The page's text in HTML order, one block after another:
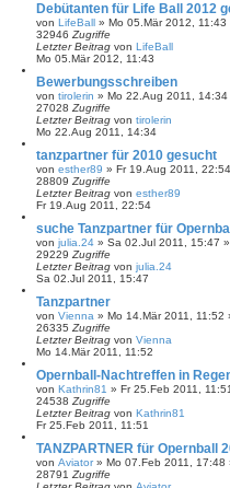
Debütanten für Life Ball 2012
von LifeBall » Mo 05.Mär 2012, 11:43
32946 Zugriffe
Letzter Beitrag von LifeBall
Mo 05.Mär 2012, 11:43
Bewerbungsschreiben
von tirolerin » Mo 22.Aug 2011, 14:34
27028 Zugriffe
Letzter Beitrag von tirolerin
Mo 22.Aug 2011, 14:34
tanzpartner für 2010 gesucht
von esther89 » Fr 19.Aug 2011, 22:54
28809 Zugriffe
Letzter Beitrag von esther89
Fr 19.Aug 2011, 22:54
suche Tanzpartner für
von julia.24 » Sa 02.Jul 2011, 15:47
29229 Zugriffe
Letzter Beitrag von julia.24
Sa 02.Jul 2011, 15:47
Tanzpartner
von Vienna » Mo 14.Mär 2011, 11:52
26335 Zugriffe
Letzter Beitrag von Vienna
Mo 14.Mär 2011, 11:52
Opernball-Nachtreffen in
von Kathrin81 » Fr 25.Feb 2011, 11:51
24538 Zugriffe
Letzter Beitrag von Kathrin81
Fr 25.Feb 2011, 11:51
TANZPARTNER für Opernball
von Aviator» Mo 07.Feb 2011, 17:48
28791 Zugriffe